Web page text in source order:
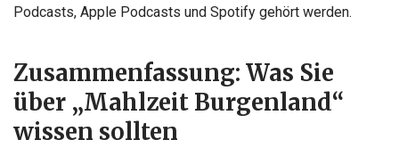
Podcasts, Apple Podcasts und Spotify gehört werden.
Zusammenfassung: Was Sie
über „Mahlzeit Burgenland“
wissen sollten